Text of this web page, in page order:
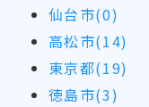
仙台市(0)
高松市(14)
東京都(19)
徳島市(3)